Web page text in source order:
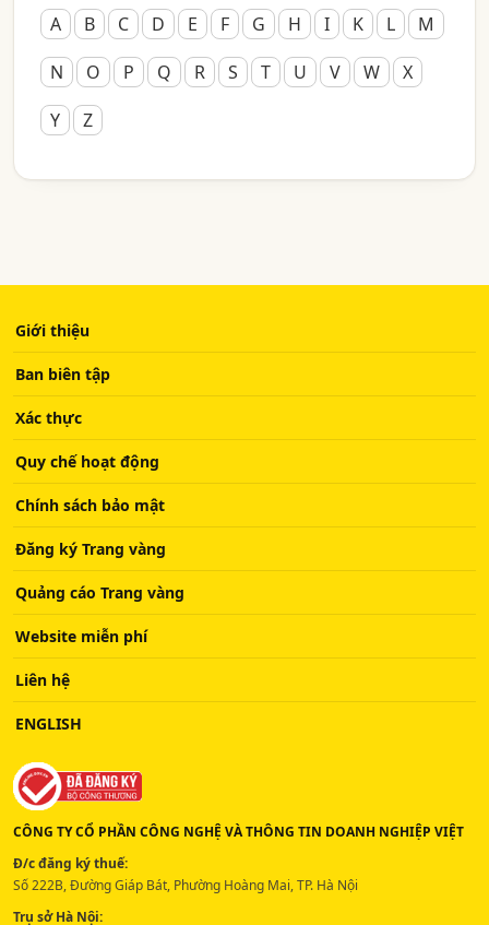
A B C D E F G H I K L
M
N
O P Q R S T U V W
X
Y
Z
Giới thiệu
Ban biên tập
Xác thực
Quy chế hoạt động
Chính sách bảo mật
Đăng ký Trang vàng
Quảng cáo Trang vàng
Website miễn phí
Liên hệ
ENGLISH
CÔNG TY CỔ PHẦN CÔNG NGHỆ VÀ THÔNG TIN DOANH NGHIỆP VIỆT
Đ/c đăng ký thuế:
Số 222B, Đường Giáp Bát, Phường Hoàng Mai, TP. Hà Nội
Trụ sở Hà Nội: